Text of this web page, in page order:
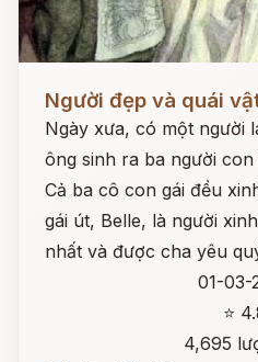
Người đẹp và quái
Ngày xưa, có một người
ông sinh ra ba người
Cả ba cô con gái đều
gái út, Belle, là người
nhất và được cha yêu
01-03-
⭐
4,695